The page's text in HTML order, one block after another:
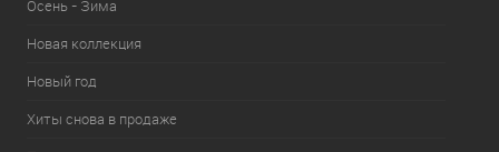
Осень - Зима
Новая коллекция
Новый год
Хиты снова в продаже